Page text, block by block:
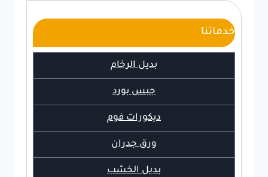
خدماتنا
بديل الرخام
جبس بورد
ديكورات فوم
ورق جدران
بديل الخشب